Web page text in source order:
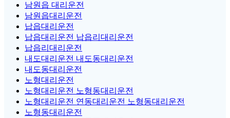
남원읍 대리운전
남원읍대리운전
납읍대리운전
납읍대리운전 납읍리대리운전
납읍리대리운전
내도대리운전 내도동대리운전
내도동대리운전
노형대리운전
노형대리운전 노형동대리운전
노형대리운전 연동대리운전 노형동대리운전
노형동대리운전